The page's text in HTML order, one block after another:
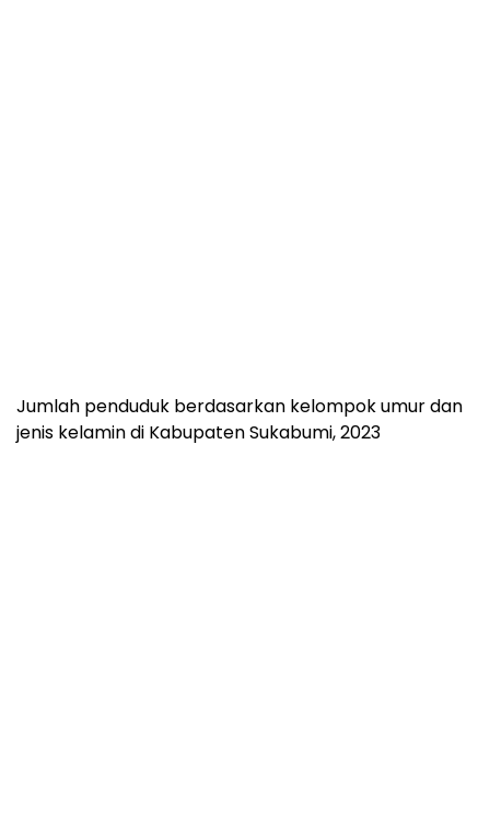
Jumlah penduduk berdasarkan kelompok umur dan
jenis kelamin di Kabupaten Sukabumi, 2023